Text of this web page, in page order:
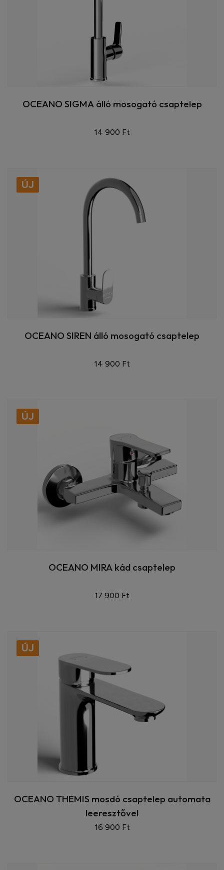
OCEANO SIGMA álló mosogató csaptelep
14 900 Ft
ÚJ
OCEANO SIREN álló mosogató csaptelep
14 900 Ft
ÚJ
OCEANO MIRA kád csaptelep
17 900 Ft
ÚJ
OCEANO THEMIS mosdó csaptelep automata
leeresztővel
16 900 Ft